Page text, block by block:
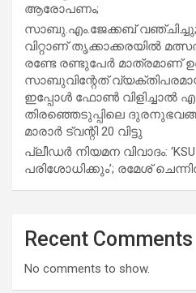
ആരോപണം;
സാബു.എം.ജേക്കബ് വഞ്ചിച്ചു;
വിറ്റാണ് തൃക്കാക്കരയില്‍
രണ്ടേ രണ്ടുപേര്‍ മാത്രമാണ്
സാബുവിന്റേത് വ്യക്തിപരമായ
ഇപ്പോള്‍ ഫോണ്‍ വിളിച്ചാല്‍
തിരഞ്ഞെടുപ്പിലെ
മാരാര്‍ ട്വന്റി 20 വിട്ടു
പ്ലീഡർ നിയമന വിവാദം:
പരിശോധിക്കും’; രമേശ്
Recent Comments
No comments to show.